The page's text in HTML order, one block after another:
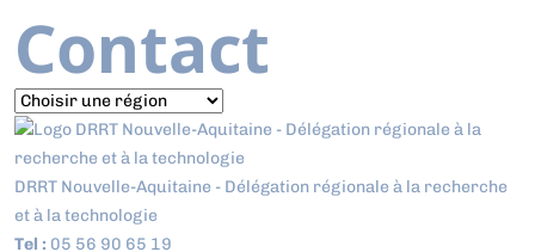
Contact
DRRT Nouvelle-Aquitaine - Délégation régionale à la recherche
et à la technologie
Tel : 05 56 90 65 19